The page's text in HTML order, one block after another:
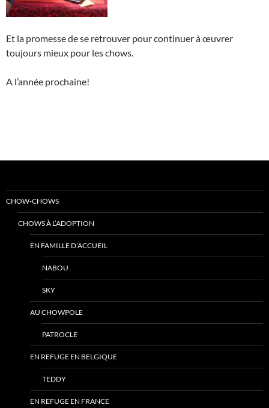
Et la promesse de se retrouver pour continuer à œuvrer
toujours mieux pour les chows.
A l’année prochaine!
CHOW-CHOWS
CHOWS À L’ADOPTION
EN FAMILLE D’ACCUEIL
NABOU
SKY
AU CHOWPOLE
PATROCLE
EN REFUGE EN BELGIQUE
TEDDY
EN REFUGE EN FRANCE